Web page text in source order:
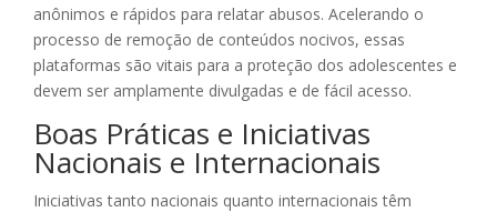
anônimos e rápidos para relatar abusos. Acelerando o
processo de remoção de conteúdos nocivos, essas
plataformas são vitais para a proteção dos adolescentes e
devem ser amplamente divulgadas e de fácil acesso.
Boas Práticas e Iniciativas
Nacionais e Internacionais
Iniciativas tanto nacionais quanto internacionais têm